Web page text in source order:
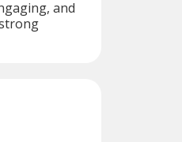
and